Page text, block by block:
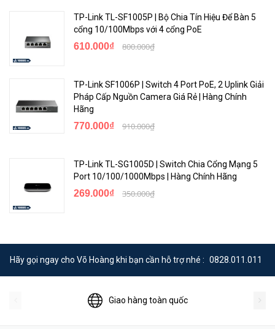
TP-Link TL-SF1005P | Bộ Chia Tín Hiệu Để Bàn 5
cổng 10/100Mbps với 4 cổng PoE
610.000₫ 800.000₫
TP-Link SF1006P | Switch 4 Port PoE, 2 Uplink Giải
Pháp Cấp Nguồn Camera Giá Rẻ | Hàng Chính
Hãng
770.000₫ 910.000₫
TP-Link TL-SG1005D | Switch Chia Cổng Mạng 5
Port 10/100/1000Mbps | Hàng Chính Hãng
269.000₫ 350.000₫
Hãy gọi ngay cho Võ Hoàng khi bạn cần hỗ trợ nhé : 0828.011.011
Giao hàng toàn quốc